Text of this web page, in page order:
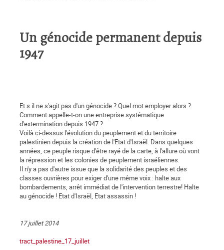
Un génocide permanent depuis
1947
Et s il ne s'agit pas d'un génocide ? Quel mot employer alors ?
Comment appelle-t-on une entreprise systématique
d'extermination depuis 1947 ?
Voilà ci-dessus l'évolution du peuplement et du territoire
palestinien depuis la création de l'Etat d'Israël. Dans quelques
années, ce peuple risque d'être rayé de la carte, à l'allure où vont
la répression et les colonies de peuplement israéliennes.
Il n'y a pas d'autre issue que la solidarité des peuples et des
classes ouvrières pour exiger d'une même voix : halte aux
bombardements, arrêt immédiat de l'intervention terrestre! Halte
au génocide ! Etat d'Israël, Etat assassin !
17 juillet 2014
tract_palestine_17_juillet